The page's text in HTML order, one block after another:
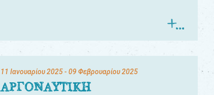
11 Ιανουαρίου 2025- 09 Φεβρουαρίου 2025
ΑΡΓΟΝΑΥΤΙΚΗ